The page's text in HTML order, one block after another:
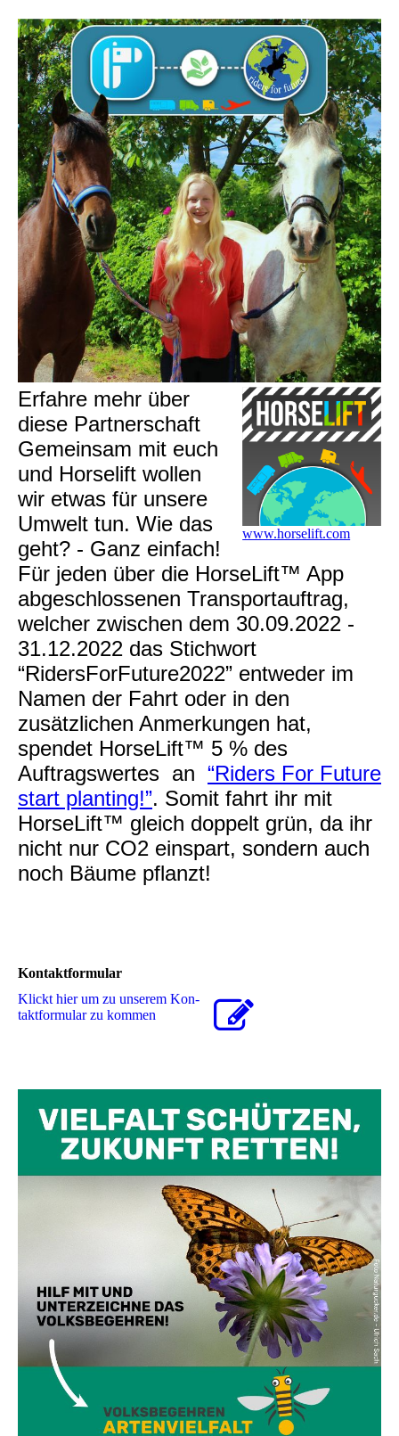
www.horselift.com
Erfahre mehr über
diese Partnerschaft
Gemeinsam mit euch
und Horselift wollen
wir etwas für unsere
Umwelt tun. Wie das
geht? - Ganz einfach!
Für jeden über die HorseLift™ App
abgeschlossenen Transportauftrag,
welcher zwischen dem 30.09.2022 -
31.12.2022 das Stichwort
“RidersForFuture2022” entweder im
Namen der Fahrt oder in den
zusätzlichen Anmerkungen hat,
spendet HorseLift™ 5 % des
Auftragswertes an “Riders For Future
start planting!”. Somit fahrt ihr mit
HorseLift™ gleich doppelt grün, da ihr
nicht nur CO2 einspart, sondern auch
noch Bäume pflanzt!
Kontaktformular
Klickt hier um zu unserem Kon­
takt­for­mu­lar zu kommen